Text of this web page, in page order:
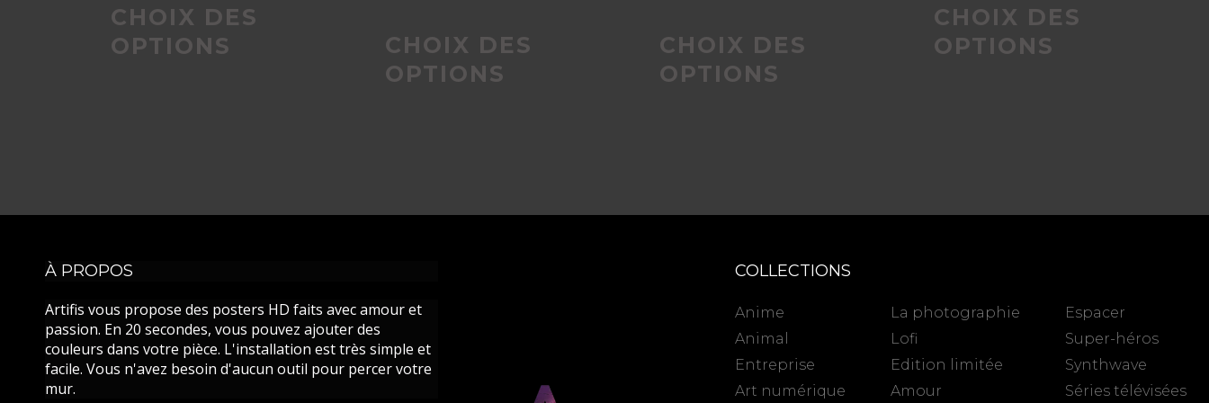
CHOIX DES
OPTIONS
CHOIX DES
OPTIONS
CHOIX DES
OPTIONS
CHOIX DES
OPTIONS
À PROPOS
Artifis vous propose des posters HD faits avec amour et
passion. En 20 secondes, vous pouvez ajouter des
couleurs dans votre pièce. L'installation est très simple et
facile. Vous n'avez besoin d'aucun outil pour percer votre
mur.
COLLECTIONS
Anime
Animal
Entreprise
Art numérique
La photographie
Lofi
Edition limitée
Amour
Espacer
Super-héros
Synthwave
Séries télévisées